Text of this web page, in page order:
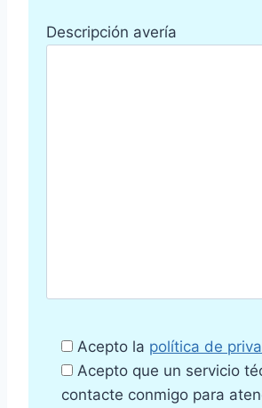
Descripción avería
Acepto la política de
Acepto que un servicio
contacte conmigo para